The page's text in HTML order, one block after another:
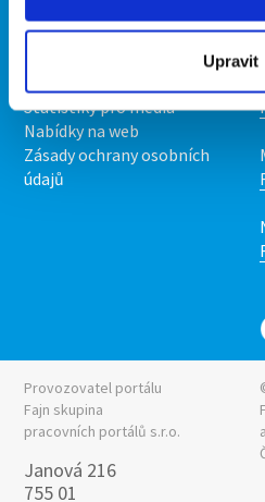
Upravit
O nás
Statistiky pro média
Nabídky na web
Zásady ochrany osobních
údajů
Provozovatel portálu
Fajn skupina
pracovních portálů s.r.o.
Janová 216
755 01